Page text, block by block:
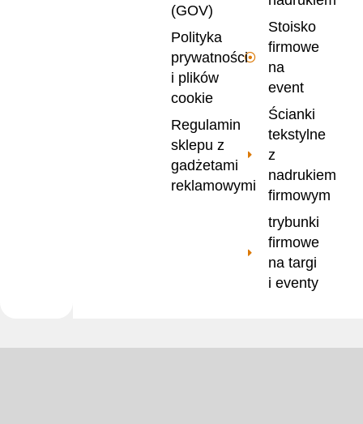
Stoisko
firmowe
na
event
Ścianki
tekstylne
z
nadrukiem
firmowym
trybunki
firmowe
na targi
i eventy
(GOV)
Polityka
prywatności
i plików
cookie
Regulamin
sklepu z
gadżetami
reklamowymi